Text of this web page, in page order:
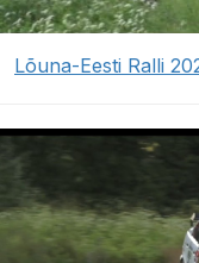
Lõuna-Eesti Ralli